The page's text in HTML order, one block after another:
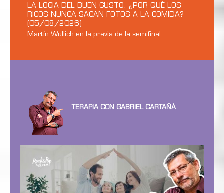
LA LOGIA DEL BUEN GUSTO: ¿POR QUÉ LOS
RICOS NUNCA SACAN FOTOS A LA COMIDA?
(05/08/2026)
Martín Wullich en la previa de la semifinal
TERAPIA CON GABRIEL CARTAÑÁ